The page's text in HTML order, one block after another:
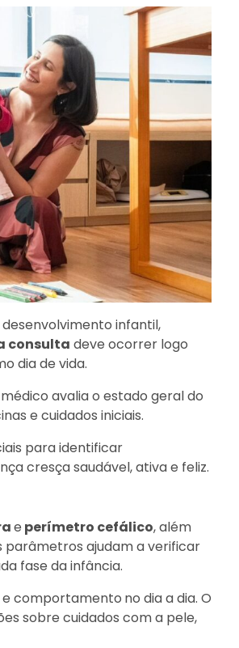
infantil,
consulta deve ocorrer logo
dia de vida.
avalia o estado geral do
e cuidados iniciais.
para identificar
cresça saudável, ativa e feliz.
e perímetro cefálico, além
parâmetros ajudam a verificar
fase da infância.
e comportamento no dia a dia. O
sobre cuidados com a pele,